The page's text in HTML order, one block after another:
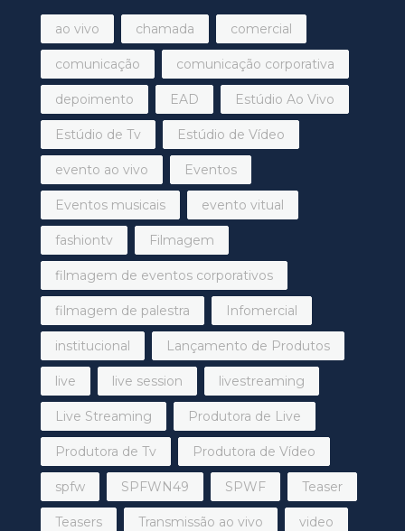
ao vivo chamada comercial
comunicação comunicação corporativa
depoimento EAD Estúdio Ao Vivo
Estúdio de Tv Estúdio de Vídeo
evento ao vivo Eventos
Eventos musicais evento vitual
fashiontv Filmagem
filmagem de eventos corporativos
filmagem de palestra Infomercial
institucional Lançamento de Produtos
live live session livestreaming
Live Streaming Produtora de Live
Produtora de Tv Produtora de Vídeo
spfw SPFWN49 SPWF Teaser
Teasers Transmissão ao vivo video